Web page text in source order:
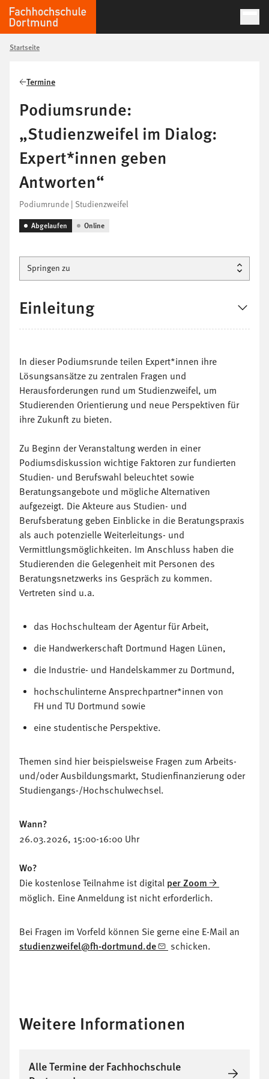
Startseite
Termine
Podiumsrunde:
„Studienzweifel im Dialog:
Expert*innen geben
Antworten“
Podiumrunde | Studienzweifel
Abgelaufen Online
Springen zu
Einleitung
In dieser Podiumsrunde teilen Expert*innen ihre
Lösungsansätze zu zentralen Fragen und
Herausforderungen rund um Studienzweifel, um
Studierenden Orientierung und neue Perspektiven für
ihre Zukunft zu bieten.
Zu Beginn der Veranstaltung werden in einer
Podiumsdiskussion wichtige Faktoren zur fundierten
Studien- und Berufswahl beleuchtet sowie
Beratungsangebote und mögliche Alternativen
aufgezeigt. Die Akteure aus Studien- und
Berufsberatung geben Einblicke in die Beratungspraxis
als auch potenzielle Weiterleitungs- und
Vermittlungsmöglichkeiten. Im Anschluss haben die
Studierenden die Gelegenheit mit Personen des
Beratungsnetzwerks ins Gespräch zu kommen.
Vertreten sind u.a.
das Hochschulteam der Agentur für Arbeit,
die Handwerkerschaft Dortmund Hagen Lünen,
die Industrie- und Handelskammer zu Dortmund,
hochschulinterne Ansprechpartner*innen von
FH und TU Dortmund sowie
eine studentische Perspektive.
Themen sind hier beispielsweise Fragen zum Arbeits-
und/oder Ausbildungsmarkt, Studienfinanzierung oder
Studiengangs-/Hochschulwechsel.
Wann?
26.03.2026, 15:00-16:00 Uhr
Wo?
Die kostenlose Teilnahme ist digital per Zoom
möglich. Eine Anmeldung ist nicht erforderlich.
Bei Fragen im Vorfeld können Sie gerne eine E-Mail an
studienzweifel@fh-dortmund.de schicken.
Weitere Informationen
Alle Termine der Fachhochschule